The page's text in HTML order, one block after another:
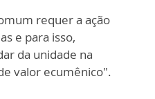
requer a ação
e para isso,
da unidade na
valor ecumênico".